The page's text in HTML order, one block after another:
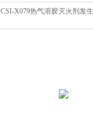
CSI-X079热气溶胶灭火剂发
测试仪